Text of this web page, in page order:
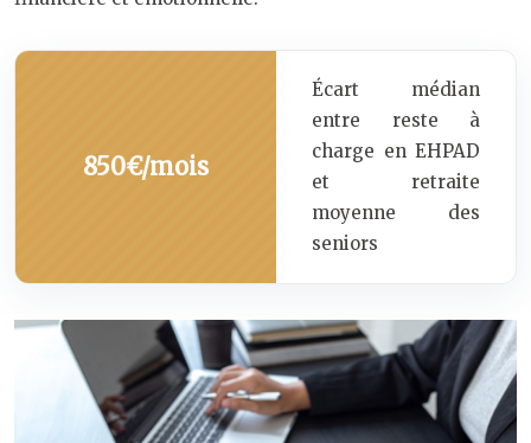
850€/mois
Écart médian
entre reste à
charge en EHPAD
et retraite
moyenne des
seniors